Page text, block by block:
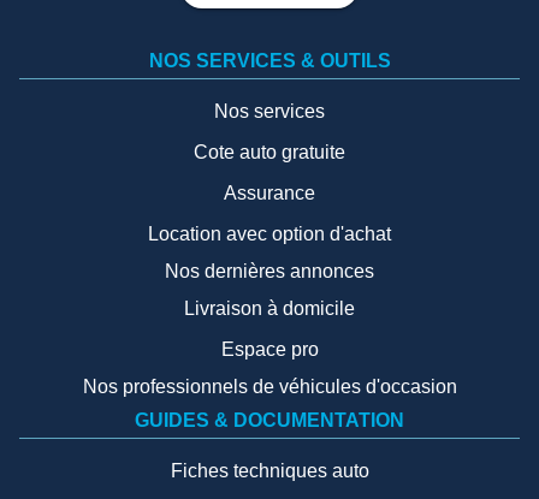
NOS SERVICES & OUTILS
Nos services
Cote auto gratuite
Assurance
Location avec option d'achat
Nos dernières annonces
Livraison à domicile
Espace pro
Nos professionnels de véhicules d'occasion
GUIDES & DOCUMENTATION
Fiches techniques auto